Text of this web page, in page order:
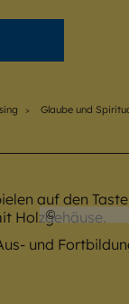
Glaube und
© Hendrik
und